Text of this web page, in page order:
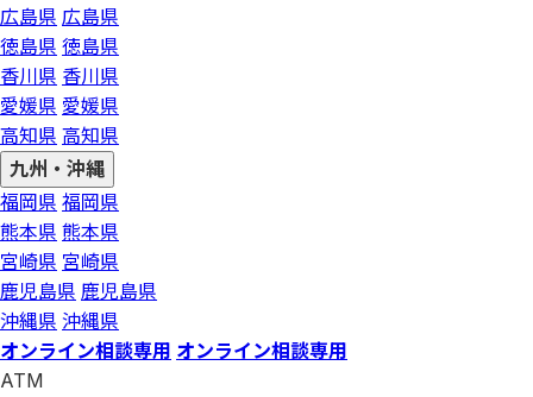
広島県 広島県
徳島県 徳島県
香川県 香川県
愛媛県 愛媛県
高知県 高知県
九州・沖縄
福岡県 福岡県
熊本県 熊本県
宮崎県 宮崎県
鹿児島県 鹿児島県
沖縄県 沖縄県
オンライン相談専用 オンライン相談専用
ATM